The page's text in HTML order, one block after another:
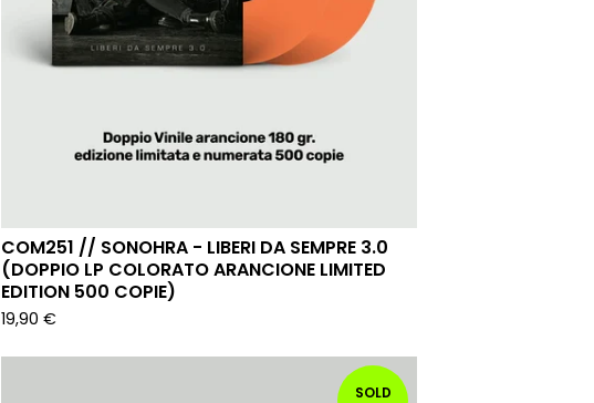
COM251 // SONOHRA - LIBERI DA SEMPRE 3.0
(DOPPIO LP COLORATO ARANCIONE LIMITED
EDITION 500 COPIE)
19,90 €
SOLD